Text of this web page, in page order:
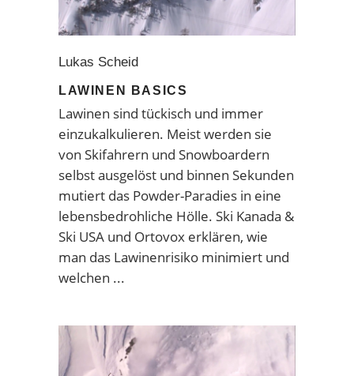
Lukas Scheid
LAWINEN BASICS
Lawinen sind tückisch und immer
einzukalkulieren. Meist werden sie
von Skifahrern und Snowboardern
selbst ausgelöst und binnen Sekunden
mutiert das Powder-Paradies in eine
lebensbedrohliche Hölle. Ski Kanada &
Ski USA und Ortovox erklären, wie
man das Lawinenrisiko minimiert und
welchen